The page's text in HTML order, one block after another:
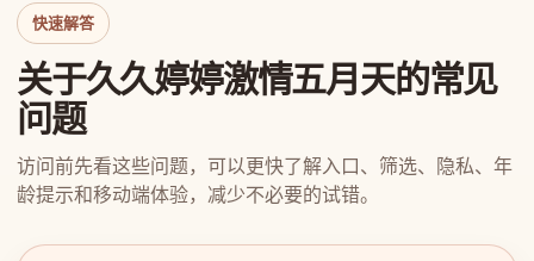
快速解答
关于久久婷婷激情五月天的常见
问题
访问前先看这些问题，可以更快了解入口、筛选、隐私、年
龄提示和移动端体验，减少不必要的试错。